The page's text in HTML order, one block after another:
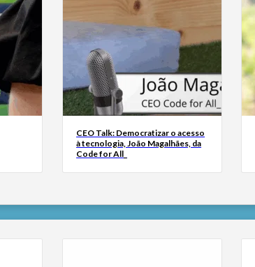
CEO Talk: Democratizar o acesso
à tecnologia, João Magalhães, da
Code for All_